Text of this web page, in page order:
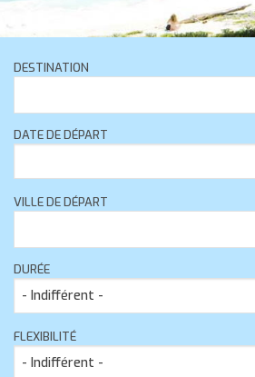
DESTINATION
DATE DE DÉPART
VILLE DE DÉPART
DURÉE
FLEXIBILITÉ